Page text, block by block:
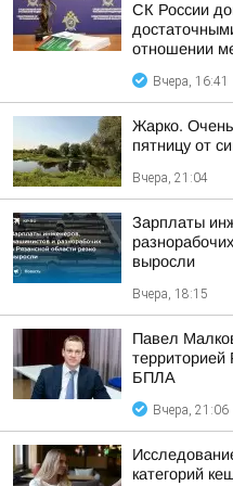
СК России
отношении
Вчера, 16:41
Жарко.
пятницу от
Вчера, 21:04
Зарплаты
выросли
Вчера, 18:15
Павел
территорией
БПЛА
Вчера, 21:06
категорий